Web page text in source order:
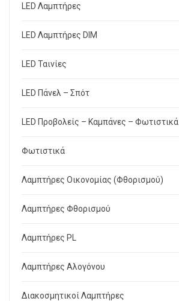
LED Λαμπτήρες
LED Λαμπτήρες DIM
LED Ταινίες
LED Πάνελ – Σπότ
LED Προβολείς – Καμπάνες –
Φωτιστικά
Λαμπτήρες Οικονομίας (Φθορισμού)
Λαμπτήρες Φθορισμού
Λαμπτήρες PL
Λαμπτήρες Αλογόνου
Διακοσμητικοί Λαμπτήρες